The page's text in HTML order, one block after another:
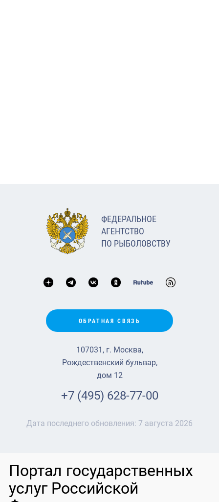
ФЕДЕРАЛЬНОЕ
АГЕНТСТВО
ПО РЫБОЛОВСТВУ
ОБРАТНАЯ СВЯЗЬ
107031, г. Москва,
Рождественский бульвар,
дом 12
+7 (495) 628-77-00
Дата последнего обновления: 7 августа 2026
Портал государственных
услуг Российской